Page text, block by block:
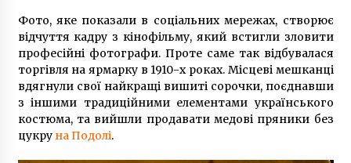
5 років ago
Фото, яке показали в соціальних мережах, створює
відчуття кадру з кінофільму, який встигли зловити
професійні фотографи. Проте саме так відбувалася
торгівля на ярмарку в 1910-х роках. Місцеві мешканці
вдягнули свої найкращі вишиті сорочки, поєднавши
з іншими традиційними елементами українського
костюма, та вийшли продавати медові пряники без
цукру на Подолі.